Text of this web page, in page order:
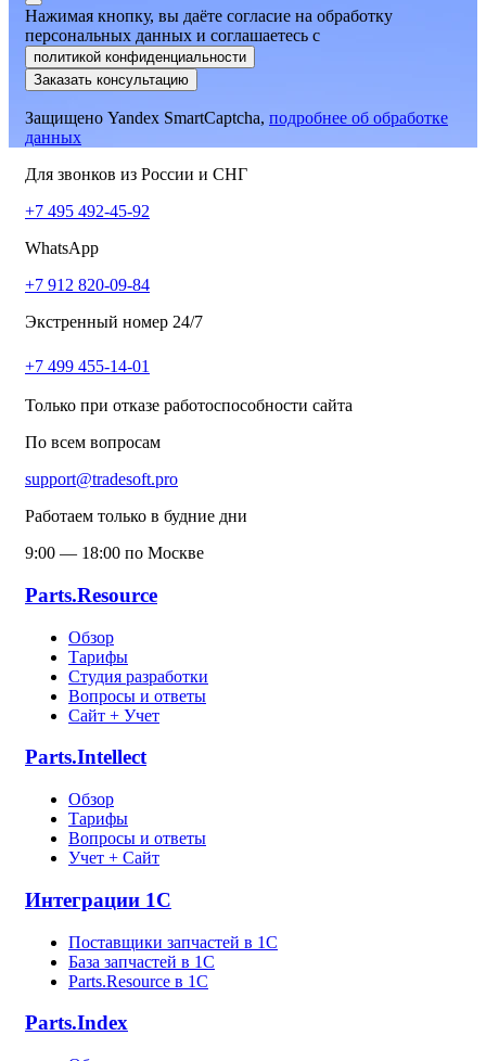
Нажимая кнопку, вы даёте согласие на обработку
персональных данных и соглашаетесь c
политикой конфиденциальности
Заказать консультацию
Защищено Yandex SmartCaptcha, подробнее об обработке
данных
Для звонков из России и СНГ
+7 495 492-45-92
WhatsApp
+7 912 820-09-84
Экстренный номер 24/7
+7 499 455-14-01
Только при отказе работоспособности сайта
По всем вопросам
support@tradesoft.pro
Работаем только в будние дни
9:00 — 18:00 по Москве
Parts.Resource
Обзор
Тарифы
Студия разработки
Вопросы и ответы
Сайт + Учет
Parts.Intellect
Обзор
Тарифы
Вопросы и ответы
Учет + Сайт
Интеграции 1С
Поставщики запчастей в 1C
База запчастей в 1С
Parts.Resource в 1C
Parts.Index